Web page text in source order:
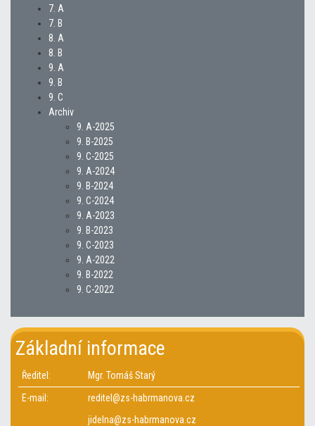
7. A
7. B
8. A
8. B
9. A
9. B
9. C
Archiv
9. A-2025
9. B-2025
9. C-2025
9. A-2024
9. B-2024
9. C-2024
9. A-2023
9. B-2023
9. C-2023
9. A-2022
9. B-2022
9. C-2022
Základní informace
Ředitel:
Mgr. Tomáš Starý
E-mail:
reditel@zs-habrmanova.cz
jidelna@zs-habrmanova.cz